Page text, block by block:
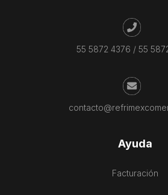
55 5872 4376 / 55
Ayuda
Facturación